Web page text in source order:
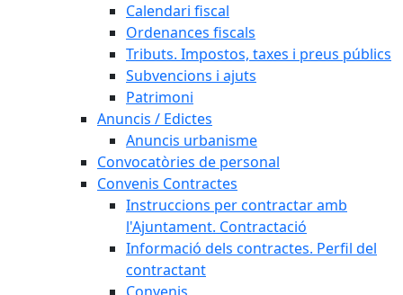
Calendari fiscal
Ordenances fiscals
Tributs. Impostos, taxes i preus públics
Subvencions i ajuts
Patrimoni
Anuncis / Edictes
Anuncis urbanisme
Convocatòries de personal
Convenis Contractes
Instruccions per contractar amb
l'Ajuntament. Contractació
Informació dels contractes. Perfil del
contractant